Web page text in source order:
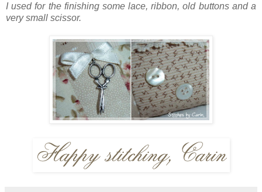
I used for the finishing some lace, ribbon, old buttons and a
very small scissor.